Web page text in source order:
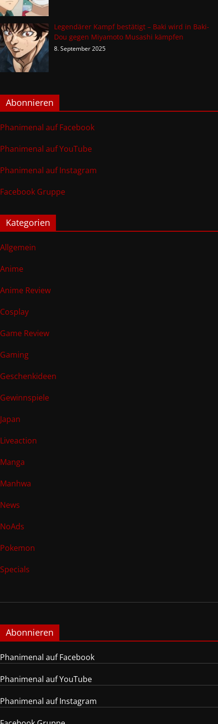
Legendärer Kampf bestätigt – Baki wird in Baki-
Dou gegen Miyamoto Musashi kämpfen
8. September 2025
Abonnieren
Phanimenal auf Facebook
Phanimenal auf YouTube
Phanimenal auf Instagram
Facebook Gruppe
Kategorien
Allgemein
Anime
Anime Review
Cosplay
Game Review
Gaming
Geschenkideen
Gewinnspiele
Japan
Liveaction
Manga
Manhwa
News
NoAds
Pokemon
Specials
Abonnieren
Phanimenal auf Facebook
Phanimenal auf YouTube
Phanimenal auf Instagram